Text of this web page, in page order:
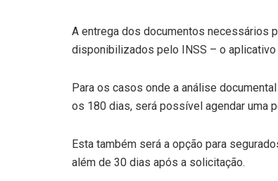
A entrega dos documentos necessários
disponibilizados pelo INSS – o
Para os casos onde a análise
os 180 dias, será possível agendar uma
Esta também será a opção para
além de 30 dias após a solicitação.